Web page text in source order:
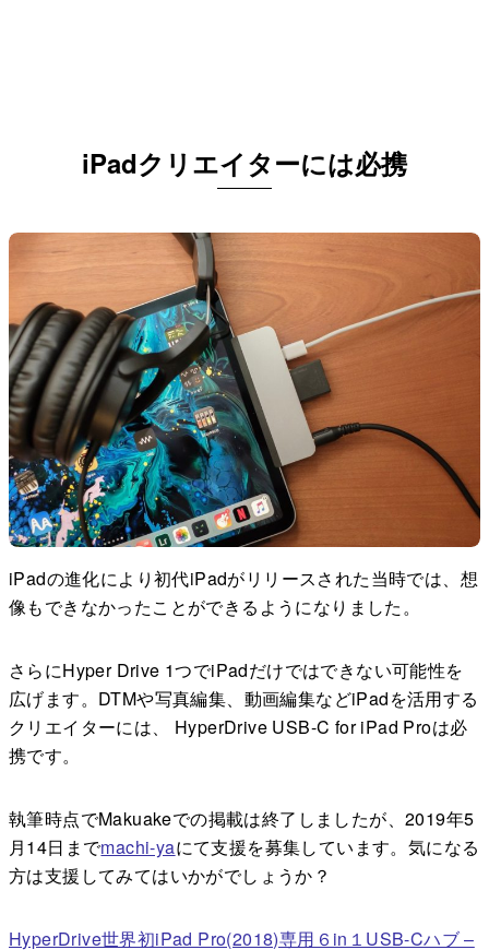
iPadクリエイターには必携
iPadの進化により初代iPadがリリースされた当時では、想
像もできなかったことができるようになりました。
さらにHyper Drive 1つでiPadだけではできない可能性を
広げます。DTMや写真編集、動画編集などiPadを活用する
クリエイターには、 HyperDrive USB-C for iPad Proは必
携です。
執筆時点でMakuakeでの掲載は終了しましたが、2019年5
月14日までmachi-yaにて支援を募集しています。気になる
方は支援してみてはいかがでしょうか？
HyperDrive世界初iPad Pro(2018)専用６in１USB-Cハブ –